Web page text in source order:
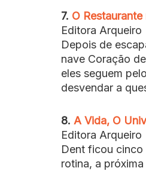
7. O
Editora Arqueiro
Depois de
nave Coração
eles seguem
desvendar a
8. A Vida, O
Editora Arqueiro
Dent ficou cinco
rotina, a